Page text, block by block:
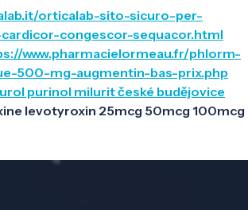
orticalab-sito-sicuro-per-
congescor-sequacor.html
www.pharmacielormeau.fr/phlorm-
500-mg-augmentin-bas-prix.php
purinol milurit české budějovice
levotyroxin 25mcg 50mcg 100mcg